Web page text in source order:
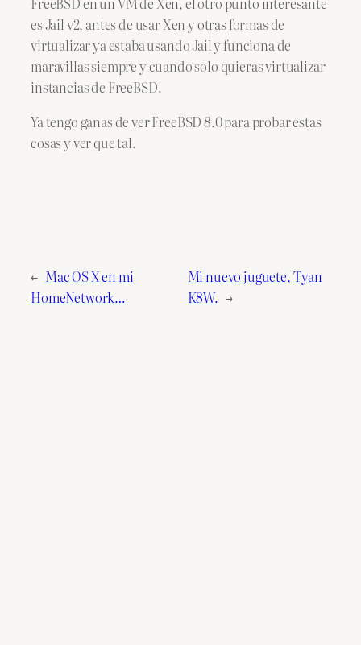
es Jail v2, antes de usar Xen y otras formas de
virtualizar ya estaba usando Jail y funciona de
maravillas siempre y cuando solo quieras virtualizar
instancias de FreeBSD.
Ya tengo ganas de ver FreeBSD 8.0 para probar estas
cosas y ver que tal.
← Mac OS X en mi
HomeNetwork…
Mi nuevo juguete, Tyan
K8W. →